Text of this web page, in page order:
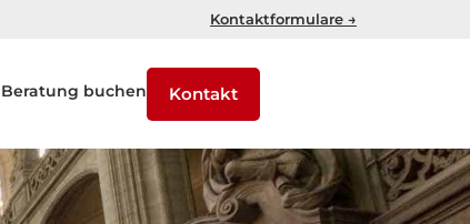
Kontaktformulare →
Beratung buchen Kontakt